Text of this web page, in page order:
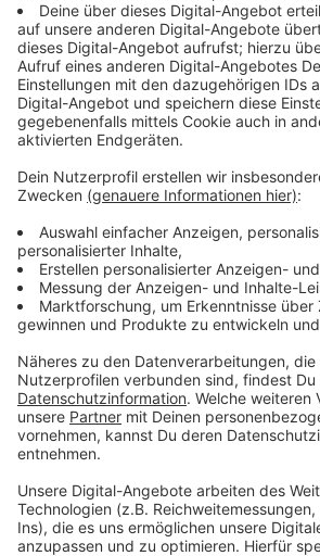
Video anzusehen.
Mehr Informationen
Akzeptieren
powered by
Management
Nelson Müller lässt es an
ruhig zugehen, an den Feiertagen
aufwendiger sein. Seine Rezeptur:
Rinderroulade.
Anzeige
Farce:
Die Hühnerbrust in kleine Würfel
kleingeschnittenen Kräutern und
eine Moulinette geben . Alles gut
Sahne nach und nach
Die Farce auf die Roulade
rollen. Mit einem Bindfaden
Rinderroulade: